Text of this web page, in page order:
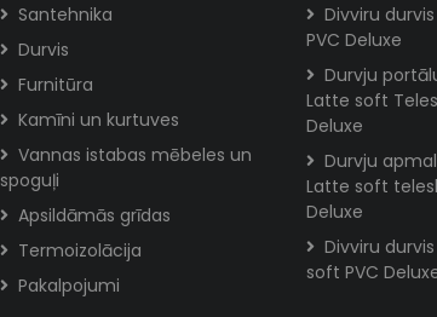
Santehnika
Durvis
Furnitūra
Kamīni un kurtuves
Vannas istabas mēbeles un
spoguļi
Apsildāmās grīdas
Termoizolācija
Pakalpojumi
Divviru
PVC Deluxe
Durvju
Latte soft
Deluxe
Durvju
Latte soft
Deluxe
Divviru
soft PVC